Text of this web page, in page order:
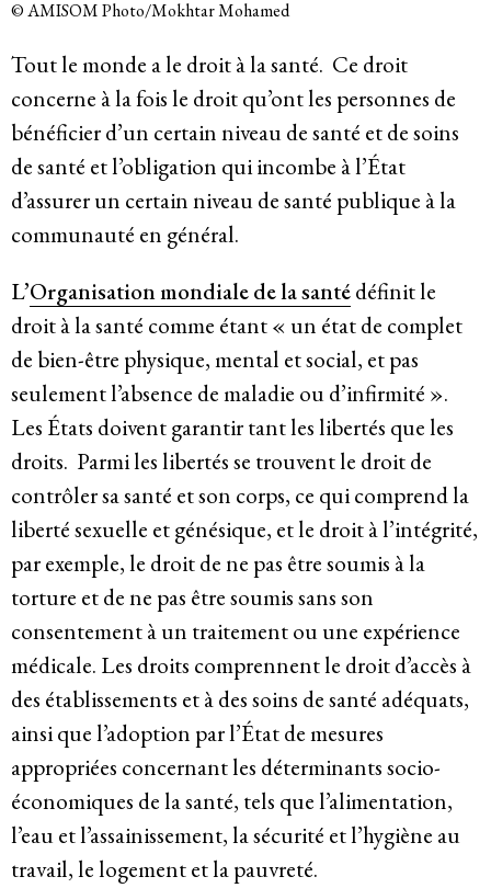
© 2026
© AMISOM Photo/Mokhtar Mohamed
Tout le monde a le droit à la santé. Ce droit
concerne à la fois le droit qu’ont les personnes de
bénéficier d’un certain niveau de santé et de soins
de santé et l’obligation qui incombe à l’État
d’assurer un certain niveau de santé publique à la
communauté en général.
L’Organisation mondiale de la santédéfinit le
droit à la santé comme étant « un état de complet
de bien-être physique, mental et social, et pas
seulement l’absence de maladie ou d’infirmité ».
Les États doivent garantir tant les libertés que les
droits. Parmi les libertés se trouvent le droit de
contrôler sa santé et son corps, ce qui comprend la
liberté sexuelle et génésique, et le droit à l’intégrité,
par exemple, le droit de ne pas être soumis à la
torture et de ne pas être soumis sans son
consentement à un traitement ou une expérience
médicale. Les droits comprennent le droit d’accès à
des établissements et à des soins de santé adéquats,
ainsi que l’adoption par l’État de mesures
appropriées concernant les déterminants socio-
économiques de la santé, tels que l’alimentation,
l’eau et l’assainissement, la sécurité et l’hygiène au
travail, le logement et la pauvreté.